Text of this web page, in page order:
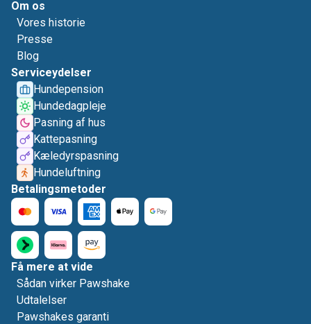
Om os
Vores historie
Presse
Blog
Serviceydelser
Hundepension
Hundedagpleje
Pasning af hus
Kattepasning
Kæledyrspasning
Hundeluftning
Betalingsmetoder
Få mere at vide
Sådan virker Pawshake
Udtalelser
Pawshakes garanti